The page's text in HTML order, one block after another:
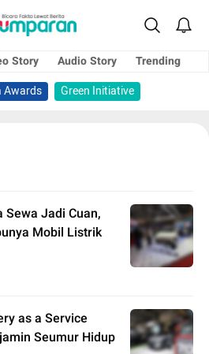
Story Audio Story
Trending
Awards
Green Initiative
Sewa Jadi Cuan,
Mobil Listrik
as a Service
Seumur Hidup